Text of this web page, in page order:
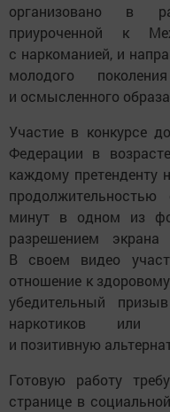
организовано в
приуроченной к
с наркоманией, и
молодого
и осмысленного
Участие в конкурсе
Федерации в
каждому претенденту
минут в одном из
разрешением
В своем видео
отношение к
убедительный
наркотиков или
и позитивную
Готовую работу
странице в